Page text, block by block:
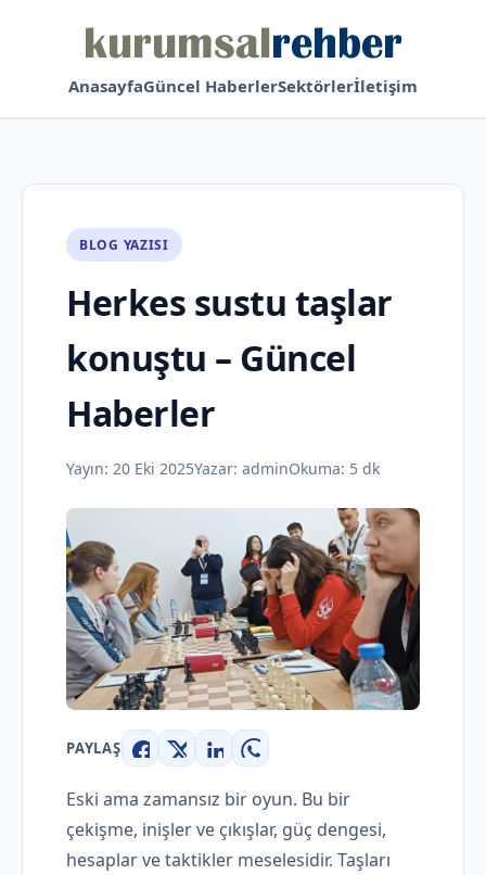
AnasayfaGüncel HaberlerSektörlerİletişim
BLOG YAZISI
Herkes sustu taşlar
konuştu – Güncel
Haberler
Yayın: 20 Eki 2025Yazar: adminOkuma: 5 dk
PAYLAŞ
Facebook
X LinkedInWhatsApp
Eski ama zamansız bir oyun. Bu bir
çekişme, inişler ve çıkışlar, güç dengesi,
hesaplar ve taktikler meselesidir. Taşları